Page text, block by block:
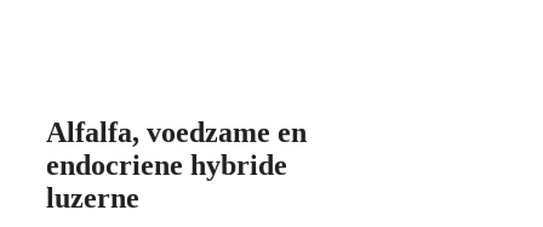
Alfalfa, voedzame en
endocriene hybride
luzerne